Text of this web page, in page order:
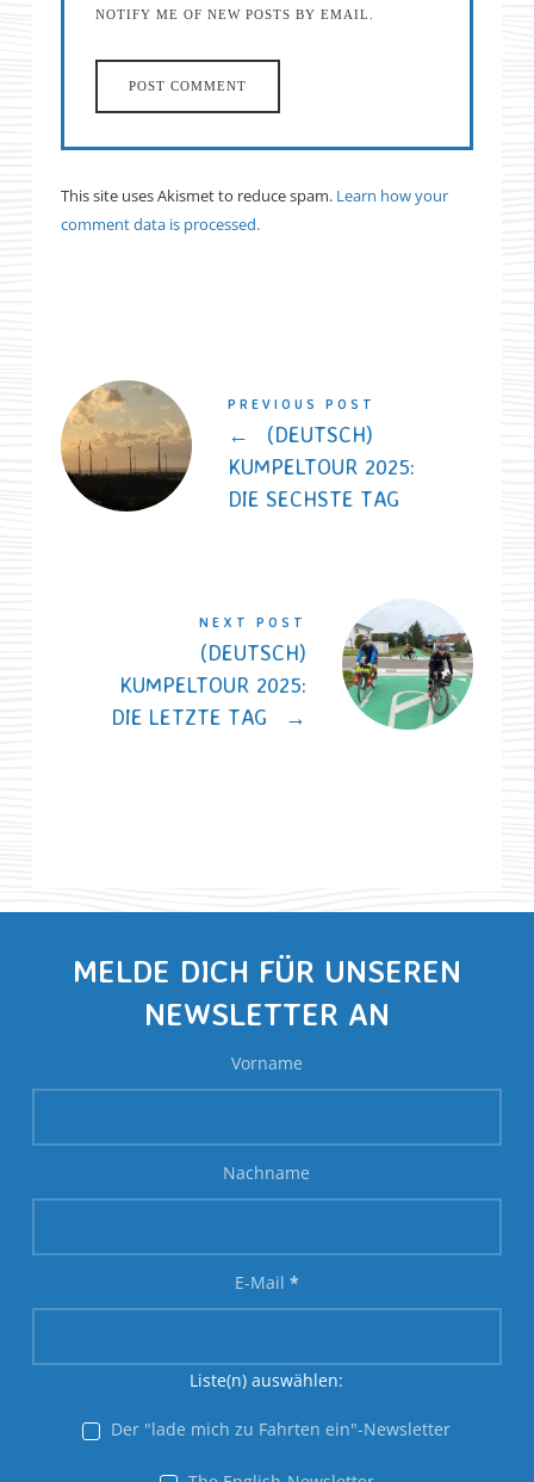
NOTIFY ME OF NEW POSTS BY EMAIL.
This site uses Akismet to reduce spam. Learn how your
comment data is processed.
PREVIOUS POST
←
(DEUTSCH)
KUMPELTOUR 2025:
DIE SECHSTE TAG
NEXT POST
(DEUTSCH)
KUMPELTOUR 2025:
DIE LETZTE TAG
→
MELDE DICH FÜR UNSEREN
NEWSLETTER AN
Vorname
Nachname
E-Mail *
Liste(n) auswählen:
Der "lade mich zu Fahrten ein"-Newsletter